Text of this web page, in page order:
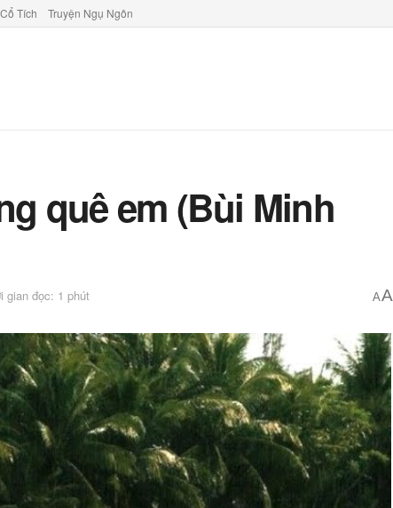
Tích Truyện Ngụ Ngôn
quê em (Bùi Minh
gian đọc: 1 phút AA